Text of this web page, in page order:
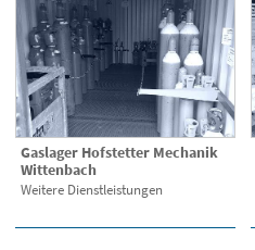
Gaslager Hofstetter Mechanik
Wittenbach
Weitere Dienstleistungen